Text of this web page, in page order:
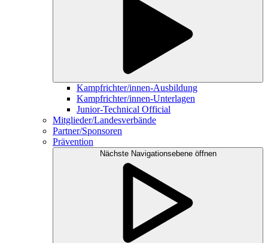
Kampfrichter/innen-Ausbildung
Kampfrichter/innen-Unterlagen
Junior-Technical Official
Mitglieder/Landesverbände
Partner/Sponsoren
Prävention
Nächste Navigationsebene öffnen